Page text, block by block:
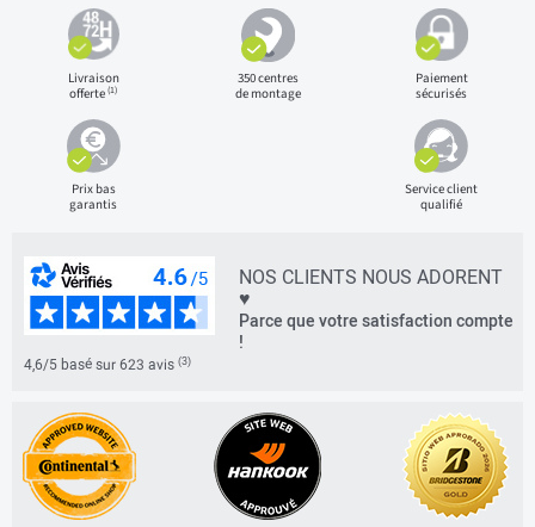
Livraison
offerte(1)
350 centres
de montage
Paiement
sécurisés
Prix bas
garantis
Service client
qualifié
NOS CLIENTS NOUS ADORENT
♥
Parce que votre satisfaction compte
!
4,6/5 basé sur 623 avis (3)